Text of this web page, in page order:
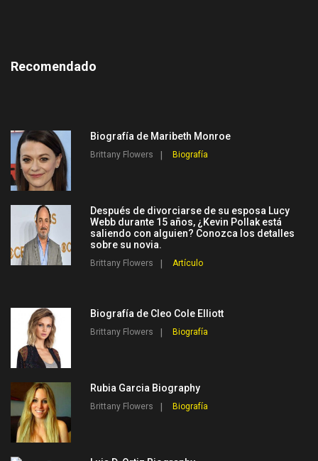
Recomendado
Biografía de Maribeth Monroe
Brittany Flowers Biografía
Después de divorciarse de su esposa Lucy
Webb durante 15 años, ¿Kevin Pollak está
saliendo con alguien? Conozca los detalles
sobre su novia.
Brittany Flowers Artículo
Biografía de Cleo Cole Elliott
Brittany Flowers Biografía
Rubia Garcia Biography
Brittany Flowers Biografía